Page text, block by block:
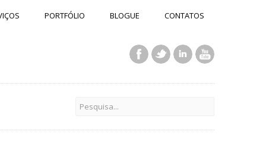
PORTFÓLIO BLOGUE CONTATOS